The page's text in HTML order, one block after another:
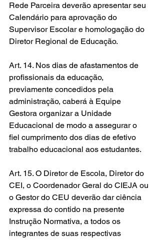
Rede Parceira deverão apresentar seu
Calendário para aprovação do
Supervisor Escolar e homologação do
Diretor Regional de Educação.
Art. 14. Nos dias de afastamentos de
profissionais da educação,
previamente concedidos pela
administração, caberá à Equipe
Gestora organizar a Unidade
Educacional de modo a assegurar o
fiel cumprimento dos dias de efetivo
trabalho educacional aos estudantes.
Art. 15. O Diretor de Escola, Diretor do
CEI, o Coordenador Geral do CIEJA ou
o Gestor do CEU deverão dar ciência
expressa do contido na presente
Instrução Normativa, a todos os
integrantes de suas respectivas